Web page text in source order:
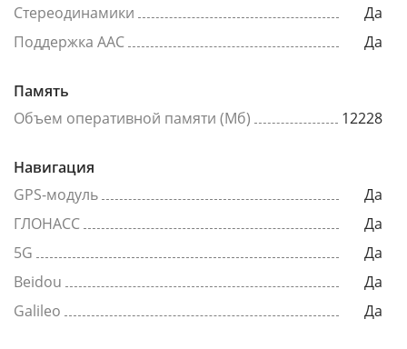
Стереодинамики
Да
Поддержка AAC
Да
Память
Объем оперативной памяти (Мб)
12228
Навигация
GPS-модуль
Да
ГЛОНАСС
Да
5G
Да
Beidou
Да
Galileo
Да